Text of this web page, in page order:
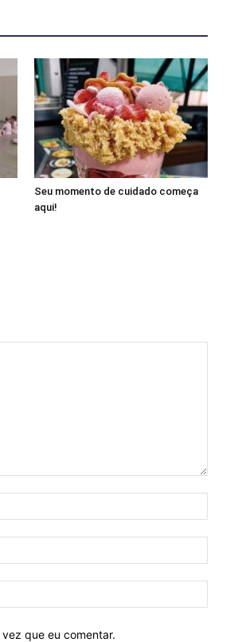
Seu momento de cuidado começa
aqui!
que eu comentar.